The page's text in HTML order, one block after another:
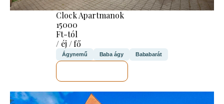
Clock Apartmanok
15000
Ft-tól
/ éj / fő
Ágynemű Baba ágy Bababarát